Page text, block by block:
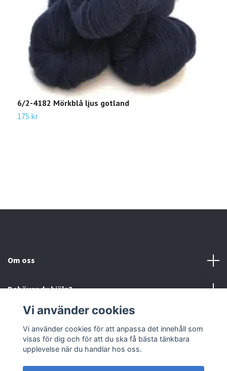
6/2-4182 Mörkblå ljus gotland
175 kr
Om oss
Behöver du hjälp?
Sociala medier
Vi använder cookies
Vi använder cookies för att anpassa det innehåll som
visas för dig och för att du ska få bästa tänkbara
upplevelse när du handlar hos oss.